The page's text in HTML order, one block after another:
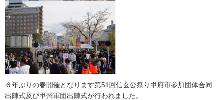
６年ぶりの春開催となります第51回信玄公祭り甲府市参加団体合同
出陣式及び甲州軍団出陣式が行われました。